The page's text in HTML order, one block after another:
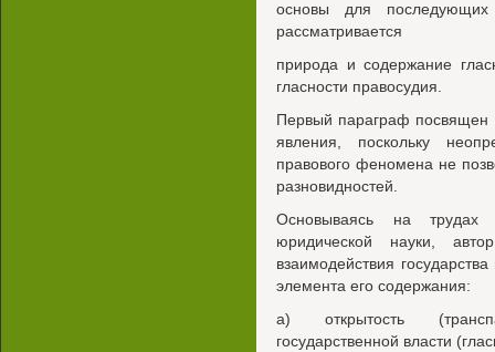
основы для
рассматривается
природа и содержание
гласности правосудия.
Первый параграф посвящен
явления, поскольку
правового феномена не
разновидностей.
Основываясь на трудах
юридической науки,
взаимодействия
элемента его содержания:
а) открытость
государственной власти